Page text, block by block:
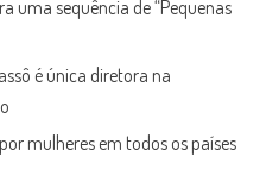
uma sequência de “Pequenas
é única diretora na
mulheres em todos os países